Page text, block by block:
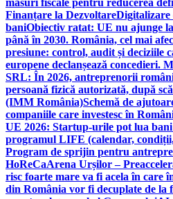
măsuri fiscale pentru reducerea
Finanțare la DezvoltareDigitalizare
baniObiectiv ratat: UE nu ajunge
până în 2030. România, cel mai
presiune: control, audit și deciziile
europene declanșează concedieri.
SRL: În 2026, antreprenorii
persoană fizică autorizată, după
(IMM România)Schemă de
companiile care investesc în
UE 2026: Startup-urile pot lua
programul LIFE (calendar,
Program de sprijin pentru
HoReCaArena Urșilor –
risc foarte mare va fi acela în care
din România vor fi decuplate de la